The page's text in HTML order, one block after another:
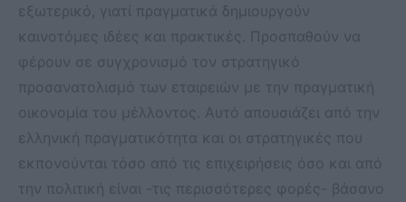
εξωτερικό, γιατί πραγματικά δημιουργούν
καινοτόμες ιδέες και πρακτικές. Προσπαθούν να
φέρουν σε συγχρονισμό τον στρατηγικό
προσανατολισμό των εταιρειών με την πραγματική
οικονομία του μέλλοντος. Αυτό απουσιάζει από την
ελληνική πραγματικότητα και οι στρατηγικές που
εκπονούνται τόσο από τις επιχειρήσεις όσο και από
την πολιτική είναι -τις περισσότερες φορές- βάσανο